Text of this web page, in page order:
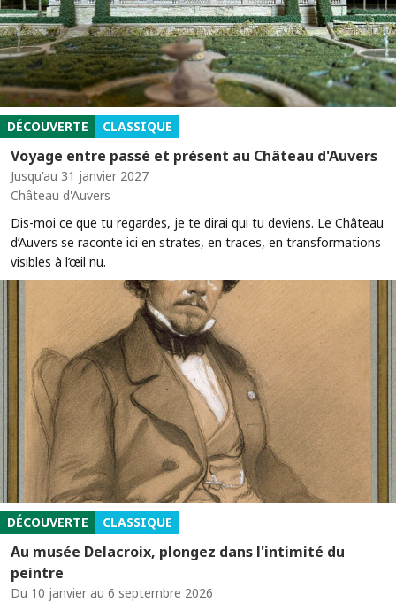
DÉCOUVERTE CLASSIQUE
Voyage entre passé et présent au Château d'Auvers
Jusqu'au 31 janvier 2027
Château d'Auvers
Dis-moi ce que tu regardes, je te dirai qui tu deviens. Le Château
d’Auvers se raconte ici en strates, en traces, en transformations
visibles à l’œil nu.
DÉCOUVERTE CLASSIQUE
Au musée Delacroix, plongez dans l'intimité du
peintre
Du 10 janvier au 6 septembre 2026